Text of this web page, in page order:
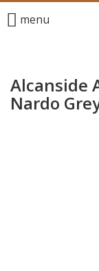
menu
Alcanside
Nardo